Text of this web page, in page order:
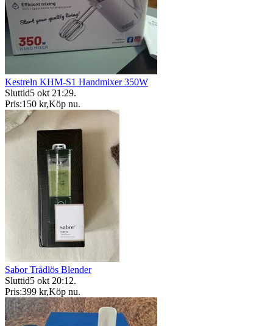
Kestreln KHM-S1 Handmixer 350W
Sluttid5 okt 21:29.
Pris:150 kr,Köp nu.
Sabor Trådlös Blender
Sluttid5 okt 20:12.
Pris:399 kr,Köp nu.